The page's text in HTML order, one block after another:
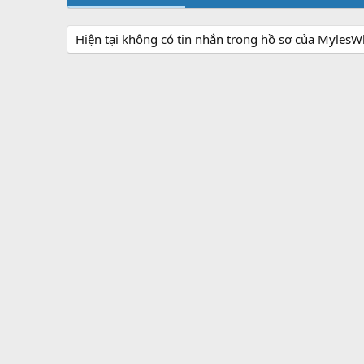
Hiện tại không có tin nhắn trong hồ sơ của